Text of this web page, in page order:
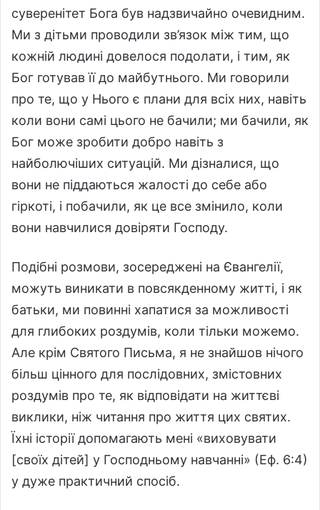
суверенітет Бога був надзвичайно очевидним.
Ми з дітьми проводили зв’язок між тим, що
кожній людині довелося подолати, і тим, як
Бог готував її до майбутнього. Ми говорили
про те, що у Нього є плани для всіх них, навіть
коли вони самі цього не бачили; ми бачили, як
Бог може зробити добро навіть з
найболючіших ситуацій. Ми дізналися, що
вони не піддаються жалості до себе або
гіркоті, і побачили, як це все змінило, коли
вони навчилися довіряти Господу.
Подібні розмови, зосереджені на Євангелії,
можуть виникати в повсякденному житті, і як
батьки, ми повинні хапатися за можливості
для глибоких роздумів, коли тільки можемо.
Але крім Святого Письма, я не знайшов нічого
більш цінного для послідовних, змістовних
роздумів про те, як відповідати на життєві
виклики, ніж читання про життя цих святих.
Їхні історії допомагають мені «виховувати
[своїх дітей] у Господньому навчанні» (Еф. 6:4)
у дуже практичний спосіб.